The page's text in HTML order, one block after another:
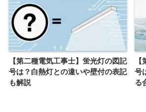
【第二種電気工事士】蛍光灯の図記
号は？白熱灯との違いや壁付の表記
も解説
号
る